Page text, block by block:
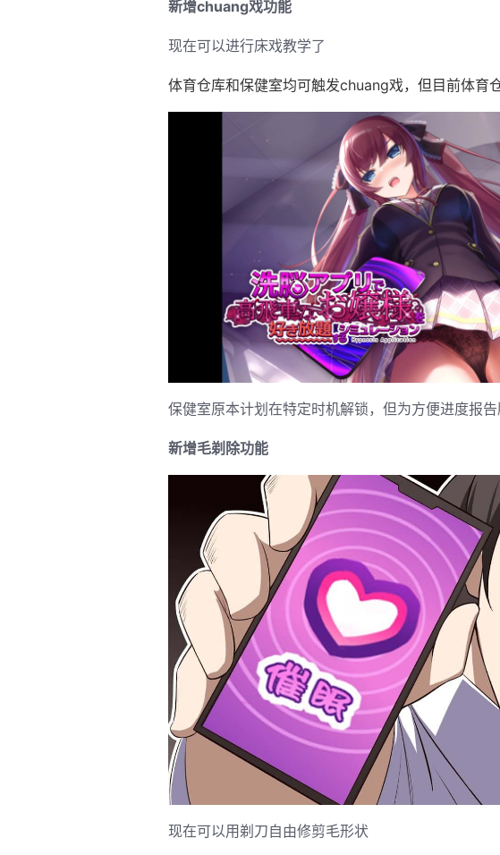
新增chuang戏功能
现在可以进行床戏教学了
体育仓库和保健室均可触发chuang戏，但目前体育
保健室原本计划在特定时机解锁，但为方便进度报
新增毛剃除功能
现在可以用剃刀自由修剪毛形状